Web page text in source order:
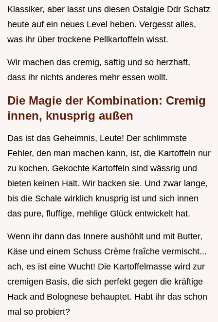
Klassiker, aber lasst uns diesen Ostalgie Ddr Schatz
heute auf ein neues Level heben. Vergesst alles,
was ihr über trockene Pellkartoffeln wisst.
Wir machen das cremig, saftig und so herzhaft,
dass ihr nichts anderes mehr essen wollt.
Die Magie der Kombination: Cremig
innen, knusprig außen
Das ist das Geheimnis, Leute! Der schlimmste
Fehler, den man machen kann, ist, die Kartoffeln nur
zu kochen. Gekochte Kartoffeln sind wässrig und
bieten keinen Halt. Wir backen sie. Und zwar lange,
bis die Schale wirklich knusprig ist und sich innen
das pure, fluffige, mehlige Glück entwickelt hat.
Wenn ihr dann das Innere aushöhlt und mit Butter,
Käse und einem Schuss Crème fraîche vermischt...
ach, es ist eine Wucht! Die Kartoffelmasse wird zur
cremigen Basis, die sich perfekt gegen die kräftige
Hack and Bolognese behauptet. Habt ihr das schon
mal so probiert?